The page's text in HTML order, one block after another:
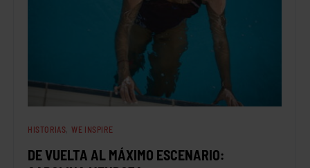
HISTORIAS WE INSPIRE
DE VUELTA AL MÁXIMO ESCENARIO: